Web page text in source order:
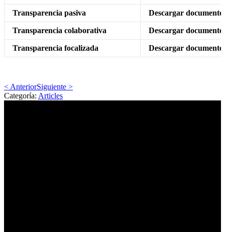
Transparencia pasiva Descargar documento
Transparencia colaborativa Descargar documento
Transparencia focalizada Descargar documento
< AnteriorSiguiente >
Categoría: Articles